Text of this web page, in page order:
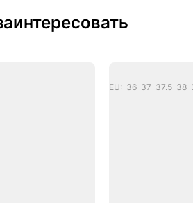
EU: 36 37 37.5